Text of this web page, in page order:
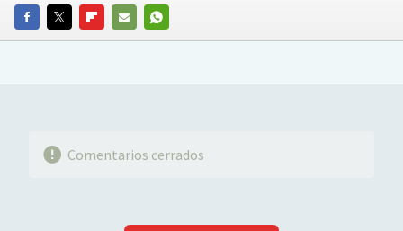
FACEBOOKTWITTERFLIPBOARD
E-
WHATSAPP
Comentarios cerrados